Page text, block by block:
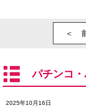
＜
パチンコ
2025年10月16日